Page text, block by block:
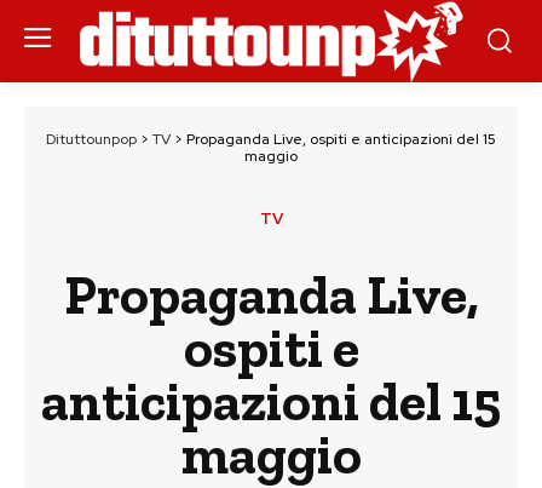
Dituttounpop > TV > Propaganda Live, ospiti e anticipazioni del 15
maggio
TV
Propaganda Live,
ospiti e
anticipazioni del 15
maggio